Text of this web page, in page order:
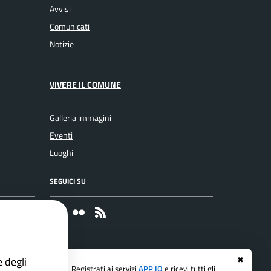
✖
Registrati ai serviziAPP IO e ricevi tutti gli
Avvisi
Comunicati
Notizie
VIVERE IL COMUNE
Galleria immagini
Eventi
Luoghi
SEGUICI SU
Faceboook
Flickr
degli